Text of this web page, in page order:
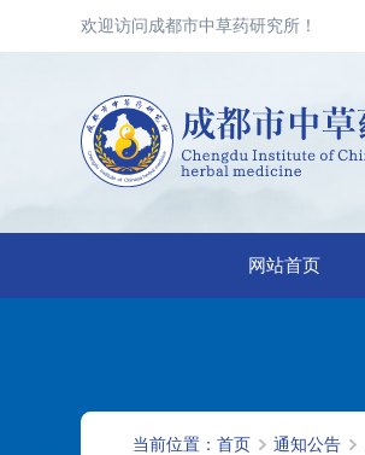
欢迎访问成都市中草药研究所！
网站首页
当前位置： 首页 通知公告